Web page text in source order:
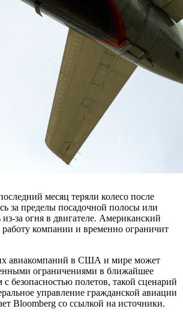
месяц теряли колесо после
за пределы посадочной полосы или
из-за огня в двигателе. Американский
работу компании и временно ограничит
авиакомпаний в США и мире может
ограничениями в ближайшее
с безопасностью полетов, такой сценарий
управление гражданской авиации
Bloomberg со ссылкой на источники.